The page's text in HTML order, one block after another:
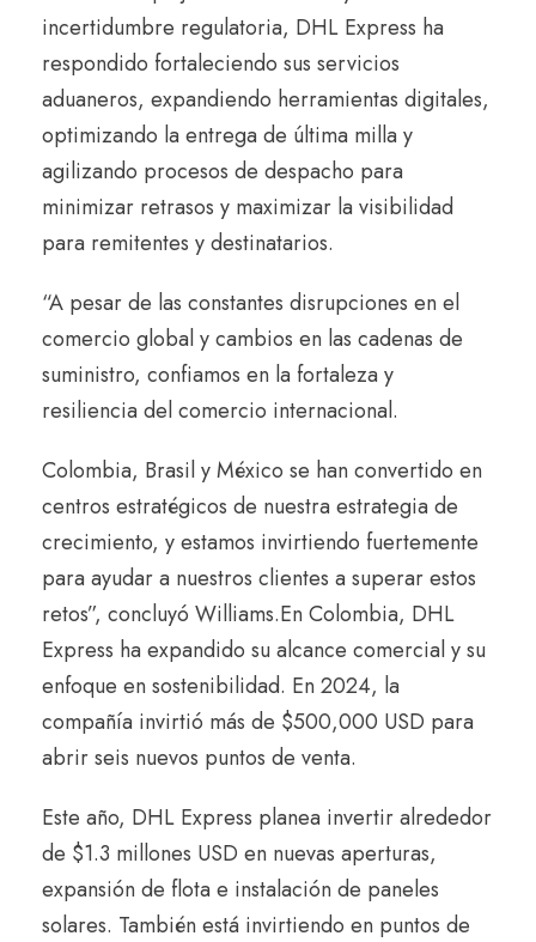
incertidumbre regulatoria, DHL Express ha
respondido fortaleciendo sus servicios
aduaneros, expandiendo herramientas digitales,
optimizando la entrega de última milla y
agilizando procesos de despacho para
minimizar retrasos y maximizar la visibilidad
para remitentes y destinatarios.
“A pesar de las constantes disrupciones en el
comercio global y cambios en las cadenas de
suministro, confiamos en la fortaleza y
resiliencia del comercio internacional.
Colombia, Brasil y México se han convertido en
centros estratégicos de nuestra estrategia de
crecimiento, y estamos invirtiendo fuertemente
para ayudar a nuestros clientes a superar estos
retos”, concluyó Williams.En Colombia, DHL
Express ha expandido su alcance comercial y su
enfoque en sostenibilidad. En 2024, la
compañía invirtió más de $500,000 USD para
abrir seis nuevos puntos de venta.
Este año, DHL Express planea invertir alrededor
de $1.3 millones USD en nuevas aperturas,
expansión de flota e instalación de paneles
solares. También está invirtiendo en puntos de